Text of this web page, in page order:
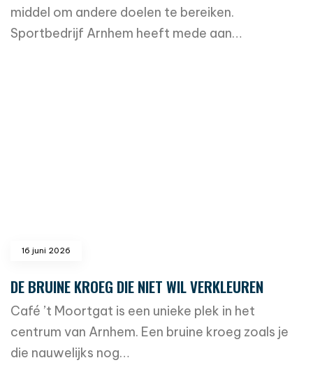
middel om andere doelen te bereiken.
Sportbedrijf Arnhem heeft mede aan…
16 juni 2026
DE BRUINE KROEG DIE NIET WIL VERKLEUREN
Café ’t Moortgat is een unieke plek in het
centrum van Arnhem. Een bruine kroeg zoals je
die nauwelijks nog…